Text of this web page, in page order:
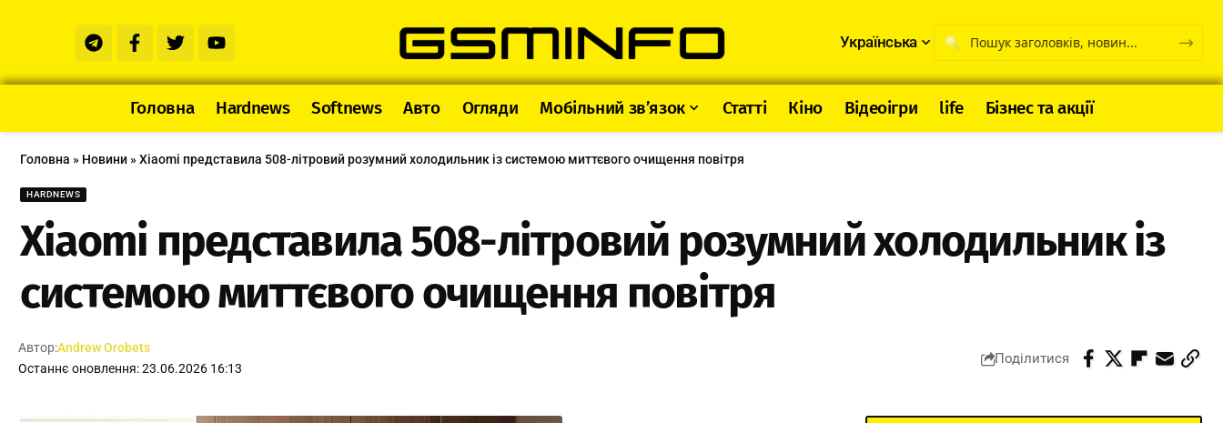
Українська
Головна Hardnews Softnews Авто Огляди Мобільний зв’язок Статті Кіно Відеоігри life Бізнес та акції
Головна » Новини»Xiaomi представила 508-літровий розумний холодильник із системою миттєвого очищення повітря
HARDNEWS
Xiaomi представила 508-літровий розумний холодильник із
системою миттєвого очищення повітря
Останнє оновлення: 23.06.2026 16:13
Автор:Andrew Orobets
Поділитися